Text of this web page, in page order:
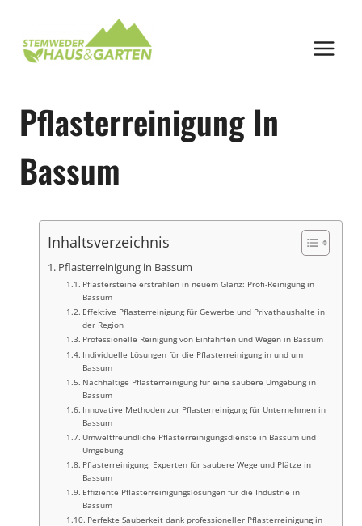
springen
Pflasterreinigung In
Bassum
Inhaltsverzeichnis
Pflasterreinigung in Bassum
Pflastersteine erstrahlen in neuem Glanz: Profi-Reinigung in
Bassum
Effektive Pflasterreinigung für Gewerbe und Privathaushalte in
der Region
Professionelle Reinigung von Einfahrten und Wegen in Bassum
Individuelle Lösungen für die Pflasterreinigung in und um
Bassum
Nachhaltige Pflasterreinigung für eine saubere Umgebung in
Bassum
Innovative Methoden zur Pflasterreinigung für Unternehmen in
Bassum
Umweltfreundliche Pflasterreinigungsdienste in Bassum und
Umgebung
Pflasterreinigung: Experten für saubere Wege und Plätze in
Bassum
Effiziente Pflasterreinigungslösungen für die Industrie in
Bassum
Perfekte Sauberkeit dank professioneller Pflasterreinigung in